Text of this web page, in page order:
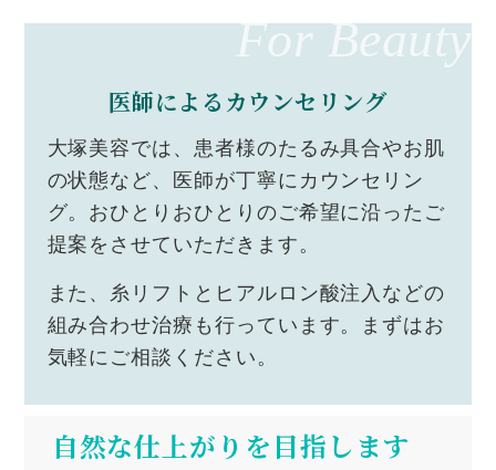
For Beauty
医師によるカウンセリング
大塚美容では、患者様のたるみ具合やお肌
の状態など、医師が丁寧にカウンセリン
グ。おひとりおひとりのご希望に沿ったご
提案をさせていただきます。
また、糸リフトとヒアルロン酸注入などの
組み合わせ治療も行っています。まずはお
気軽にご相談ください。
自然な仕上がりを目指します